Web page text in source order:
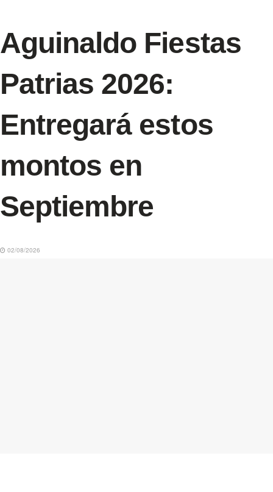
Aguinaldo Fiestas
Patrias 2026:
Entregará estos
montos en
Septiembre
02/08/2026